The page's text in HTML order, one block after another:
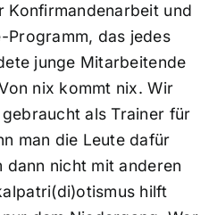
Konfirmandenarbeit und
Programm, das jedes
junge Mitarbeitende
nix kommt nix. Wir
als Trainer für
man die Leute dafür
nicht mit anderen
hilft